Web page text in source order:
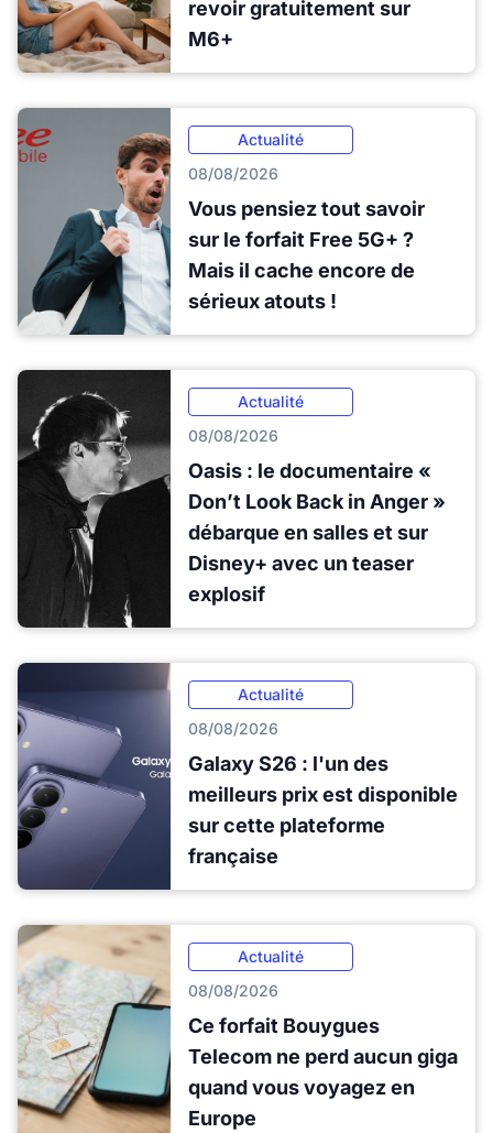
revoir gratuitement sur
M6+
Actualité
08/08/2026
Vous pensiez tout savoir
sur le forfait Free 5G+ ?
Mais il cache encore de
sérieux atouts !
Actualité
08/08/2026
Oasis : le documentaire «
Don’t Look Back in Anger »
débarque en salles et sur
Disney+ avec un teaser
explosif
Actualité
08/08/2026
Galaxy S26 : l'un des
meilleurs prix est disponible
sur cette plateforme
française
Actualité
08/08/2026
Ce forfait Bouygues
Telecom ne perd aucun giga
quand vous voyagez en
Europe